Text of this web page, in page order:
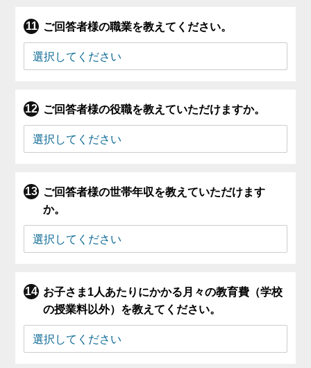
ご回答者様の職業を教えてください。
ご回答者様の役職を教えていただけますか。
ご回答者様の世帯年収を教えていただけます
か。
お子さま1人あたりにかかる月々の教育費（学校
の授業料以外）を教えてください。